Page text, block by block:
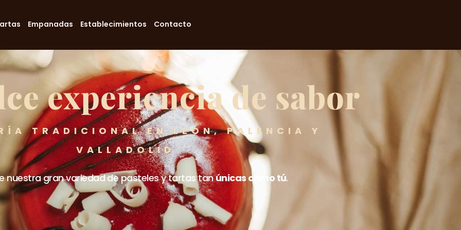
Empanadas Establecimientos Contacto
experiencia de sabor
TRADICIONAL EN LEÓN, PALENCIA Y
VALLADOLID
nuestra gran variedad de pasteles y tartas tanúnicas como tú.
To